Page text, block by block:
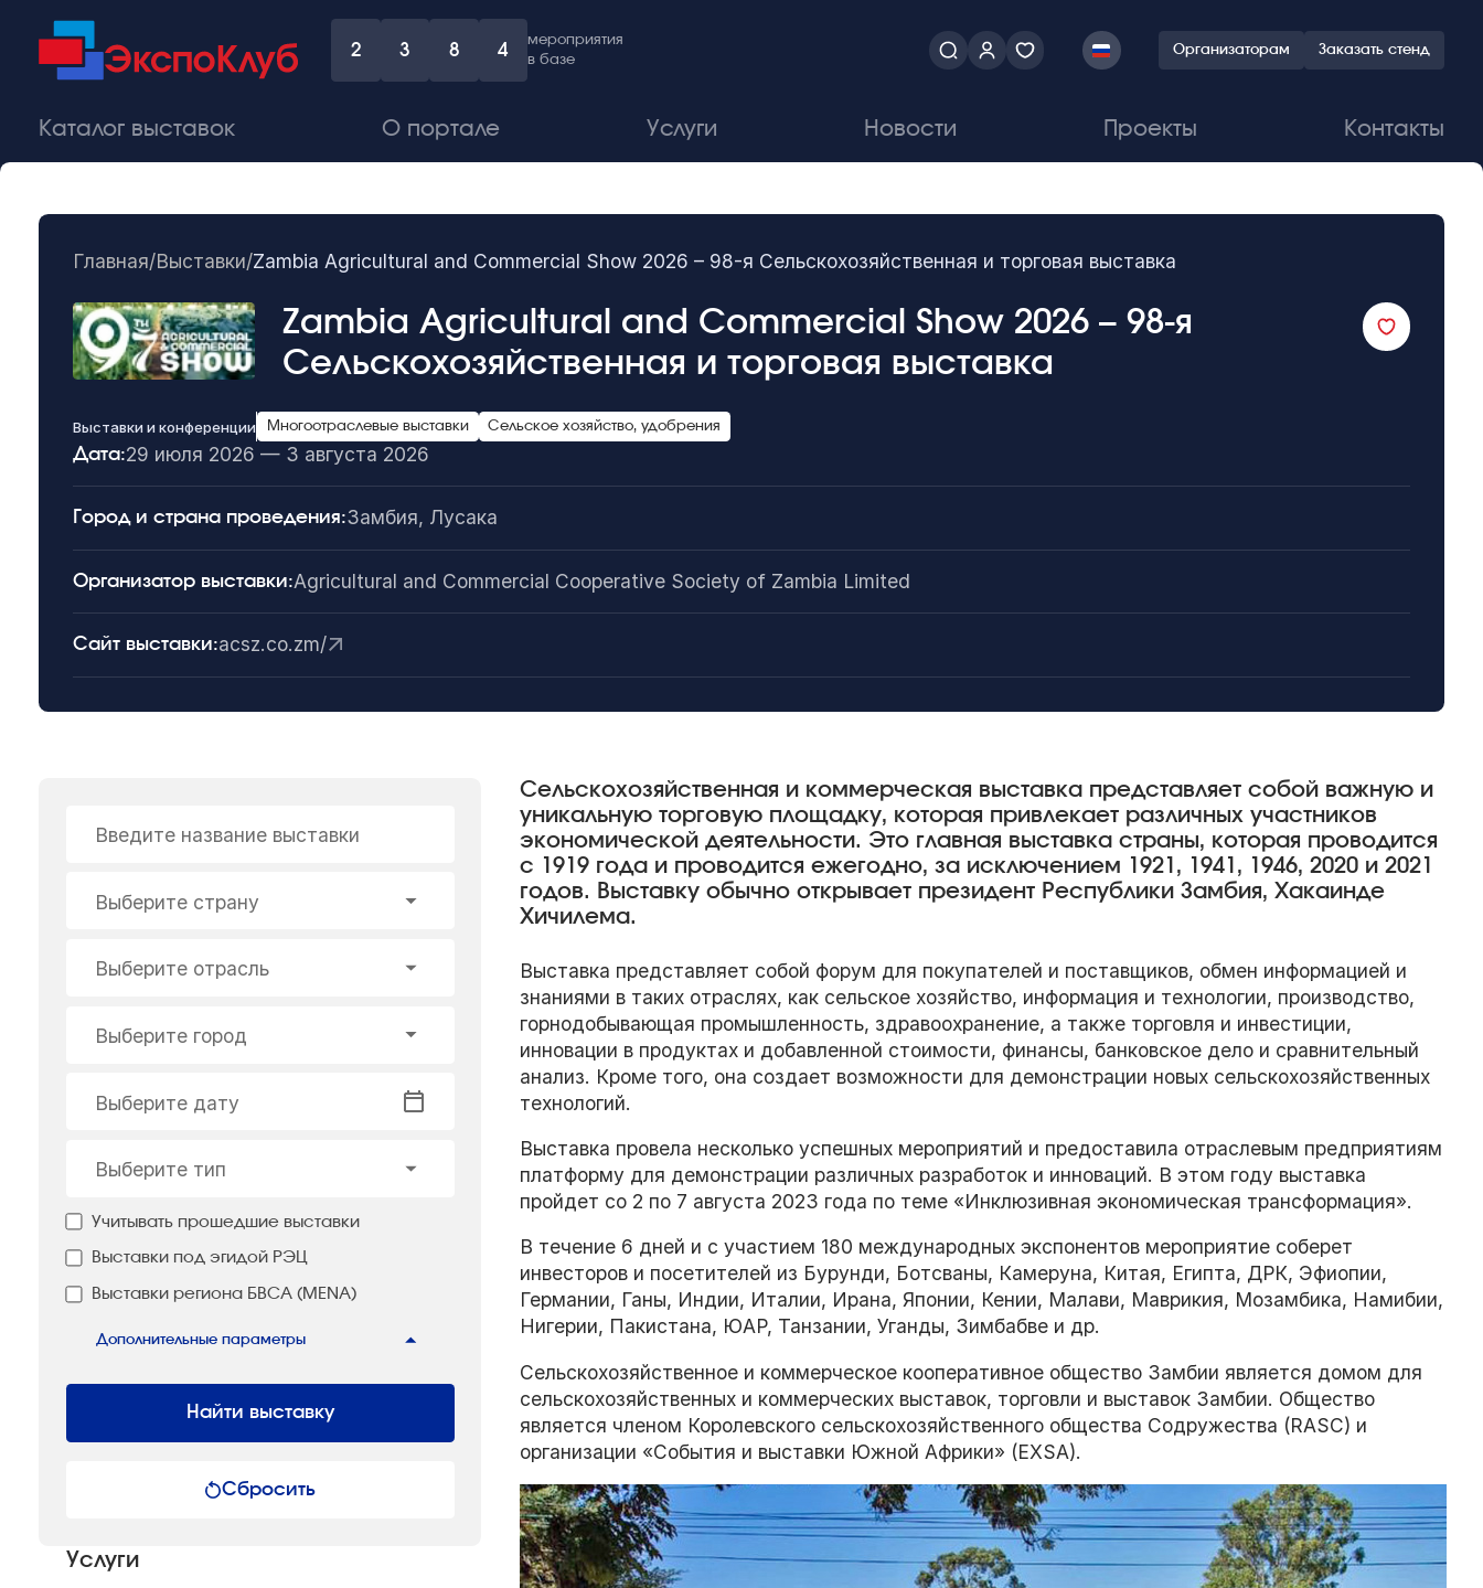
2 3 8 4
мероприятия
в базе
Организаторам Заказать стенд
Каталог выставок О портале Услуги Новости Проекты Контакты
Главная/Выставки/Zambia Agricultural and Commercial Show 2026 – 98-я Сельскохозяйственная и торговая выставка
Zambia Agricultural and Commercial Show 2026 – 98-я
Сельскохозяйственная и торговая выставка
Выставки и конференции Многоотраслевые выставки Сельское хозяйство, удобрения
Дата:29 июля 2026 — 3 августа 2026
Город и страна проведения:Замбия, Лусака
Организатор выставки:Agricultural and Commercial Cooperative Society of Zambia Limited
Сайт выставки:acsz.co.zm/
Введите название выставки
Выберите страну
Выберите отрасль
Выберите город
Выберите дату
Выберите тип
Учитывать прошедшие выставки
Выставки под эгидой РЭЦ
Выставки региона БВСА (MENA)
Дополнительные параметры
Найти выставку
Сбросить
Услуги
Сельскохозяйственная и коммерческая выставка представляет собой важную и
уникальную торговую площадку, которая привлекает различных участников
экономической деятельности. Это главная выставка страны, которая проводится
с 1919 года и проводится ежегодно, за исключением 1921, 1941, 1946, 2020 и 2021
годов. Выставку обычно открывает президент Республики Замбия, Хакаинде
Хичилема.
Выставка представляет собой форум для покупателей и поставщиков, обмен информацией и
знаниями в таких отраслях, как сельское хозяйство, информация и технологии, производство,
горнодобывающая промышленность, здравоохранение, а также торговля и инвестиции,
инновации в продуктах и добавленной стоимости, финансы, банковское дело и сравнительный
анализ. Кроме того, она создает возможности для демонстрации новых сельскохозяйственных
технологий.
Выставка провела несколько успешных мероприятий и предоставила отраслевым предприятиям
платформу для демонстрации различных разработок и инноваций. В этом году выставка
пройдет со 2 по 7 августа 2023 года по теме «Инклюзивная экономическая трансформация».
В течение 6 дней и с участием 180 международных экспонентов мероприятие соберет
инвесторов и посетителей из Бурунди, Ботсваны, Камеруна, Китая, Египта, ДРК, Эфиопии,
Германии, Ганы, Индии, Италии, Ирана, Японии, Кении, Малави, Маврикия, Мозамбика, Намибии,
Нигерии, Пакистана, ЮАР, Танзании, Уганды, Зимбабве и др.
Сельскохозяйственное и коммерческое кооперативное общество Замбии является домом для
сельскохозяйственных и коммерческих выставок, торговли и выставок Замбии. Общество
является членом Королевского сельскохозяйственного общества Содружества (RASC) и
организации «События и выставки Южной Африки» (EXSA).